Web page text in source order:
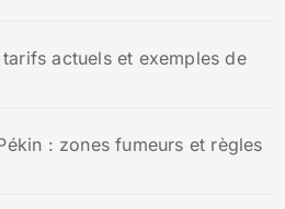
actuels et exemples de
: zones fumeurs et règles